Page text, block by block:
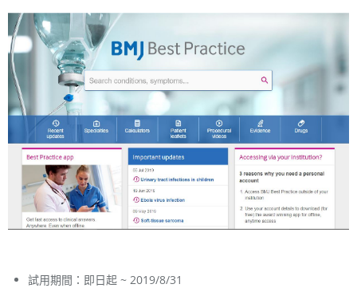
試用期間：即日起 ~ 2019/8/31